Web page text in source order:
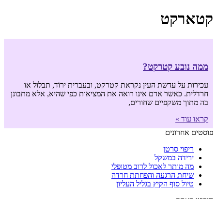
קטארקט
ממה נובע קטרקט?
עכירות על עדשת העין נקראת קטרקט, ובעברית ירוֹד, תבלול או
חרדלית. כאשר אדם אינו רואה את המציאות כפי שהיא, אלא מתבונן
בה מתוך משקפיים שחורים,
קראו עוד »
פוסטים אחרונים
ריפוי סרטן
ירידה במשקל
מה מותר לאכול לרוב מטופלי
שיחת הרגעה והפחתת חרדה
טיול סוף הקיץ בגליל העליון